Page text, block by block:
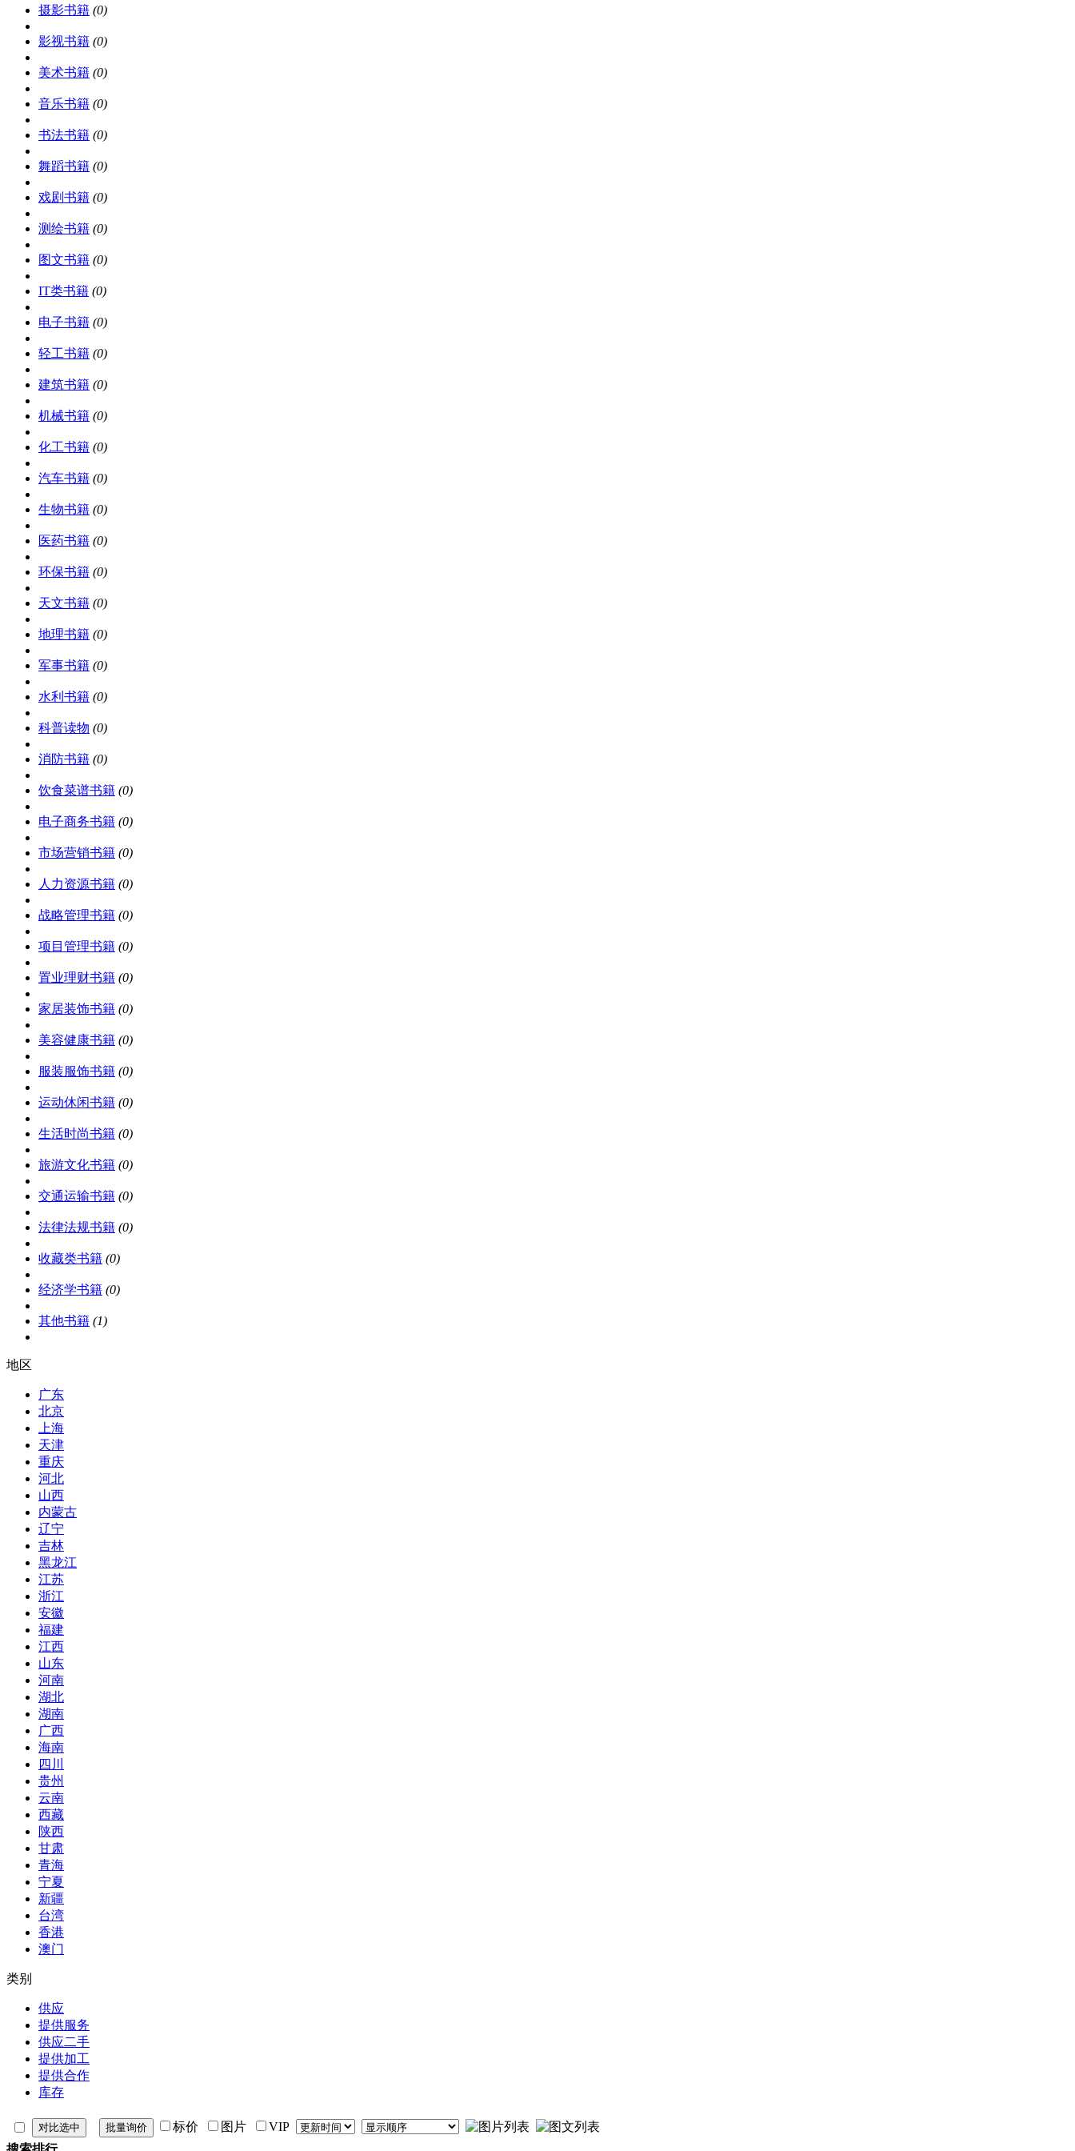
摄影书籍 (0)
影视书籍 (0)
美术书籍 (0)
音乐书籍 (0)
书法书籍 (0)
舞蹈书籍 (0)
戏剧书籍 (0)
测绘书籍 (0)
图文书籍 (0)
IT类书籍 (0)
电子书籍 (0)
轻工书籍 (0)
建筑书籍 (0)
机械书籍 (0)
化工书籍 (0)
汽车书籍 (0)
生物书籍 (0)
医药书籍 (0)
环保书籍 (0)
天文书籍 (0)
地理书籍 (0)
军事书籍 (0)
水利书籍 (0)
科普读物 (0)
消防书籍 (0)
饮食菜谱书籍 (0)
电子商务书籍 (0)
市场营销书籍 (0)
人力资源书籍 (0)
战略管理书籍 (0)
项目管理书籍 (0)
置业理财书籍 (0)
家居装饰书籍 (0)
美容健康书籍 (0)
服装服饰书籍 (0)
运动休闲书籍 (0)
生活时尚书籍 (0)
旅游文化书籍 (0)
交通运输书籍 (0)
法律法规书籍 (0)
收藏类书籍 (0)
经济学书籍 (0)
其他书籍 (1)
地区
广东
北京
上海
天津
重庆
河北
山西
内蒙古
辽宁
吉林
黑龙江
江苏
浙江
安徽
福建
江西
山东
河南
湖北
湖南
广西
海南
四川
贵州
云南
西藏
陕西
甘肃
青海
宁夏
新疆
台湾
香港
澳门
类别
供应
提供服务
供应二手
提供加工
提供合作
库存
标价 图片
VIP